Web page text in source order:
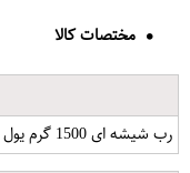
مختصات کالا
رب شیشه ای 1500 گرم یول